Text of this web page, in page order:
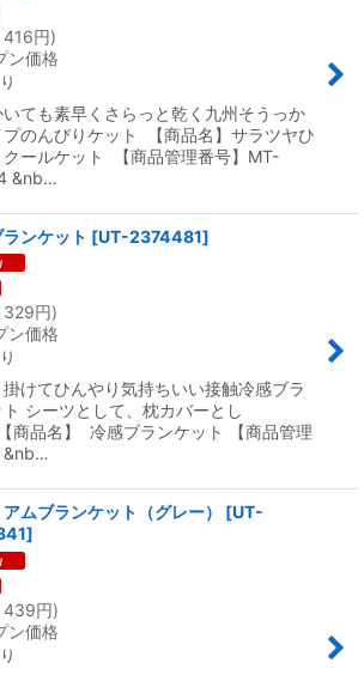
416円)
ン価格
ても素早くさらっと乾く九州そうっか
プのんびりケット 【商品名】サラツヤひ
クールケット 【商品管理番号】MT-
&nb…
ンケット [UT-2374481]
329円)
ン価格
けてひんやり気持ちいい接触冷感ブラ
ト シーツとして、枕カバーとし
商品名】 冷感ブランケット 【商品管理
&nb…
ムブランケット（グレー） [UT-
]
439円)
ン価格